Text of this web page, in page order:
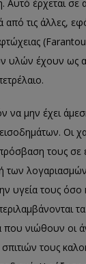
έρχεται σε
από τις άλλες,
υλών έχουν ως
να μην έχει
Οι
τους σε
λογαριασμών
υγεία τους όσο
που νιώθουν οι
τους